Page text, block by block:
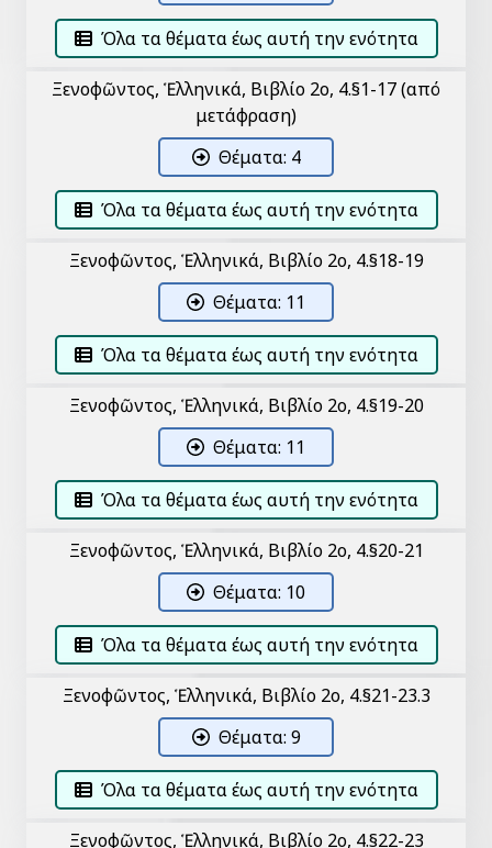
Όλα τα θέματα έως αυτή την ενότητα
Ξενοφῶντος, Ἑλληνικά, Βιβλίο 2ο, 4.§1-17 (από
μετάφραση)
Θέματα: 4
Όλα τα θέματα έως αυτή την ενότητα
Ξενοφῶντος, Ἑλληνικά, Βιβλίο 2ο, 4.§18-19
Θέματα: 11
Όλα τα θέματα έως αυτή την ενότητα
Ξενοφῶντος, Ἑλληνικά, Βιβλίο 2ο, 4.§19-20
Θέματα: 11
Όλα τα θέματα έως αυτή την ενότητα
Ξενοφῶντος, Ἑλληνικά, Βιβλίο 2ο, 4.§20-21
Θέματα: 10
Όλα τα θέματα έως αυτή την ενότητα
Ξενοφῶντος, Ἑλληνικά, Βιβλίο 2ο, 4.§21-23.3
Θέματα: 9
Όλα τα θέματα έως αυτή την ενότητα
Ξενοφῶντος, Ἑλληνικά, Βιβλίο 2ο, 4.§22-23